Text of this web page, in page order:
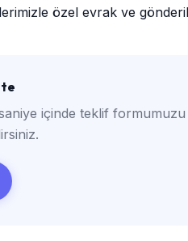
özel evrak ve
içinde teklif